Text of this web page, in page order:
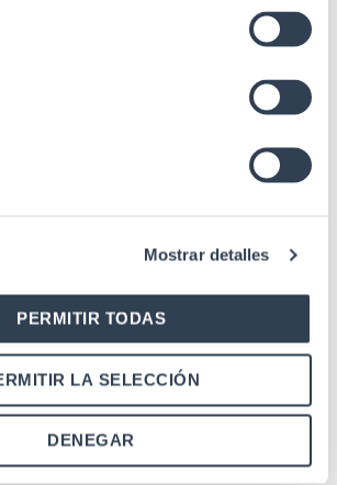
Mostrar detalles
PERMITIR TODAS
LA SELECCIÓN
DENEGAR
fondo
mm,
Armario Rack 42u
SERVIDORES 42U, fondo
1200 mm, ancho 800 mm,
con accesorios